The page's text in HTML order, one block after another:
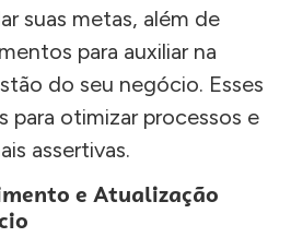
suas metas, além de
para auxiliar na
do seu negócio. Esses
para otimizar processos e
assertivas.
e Atualização